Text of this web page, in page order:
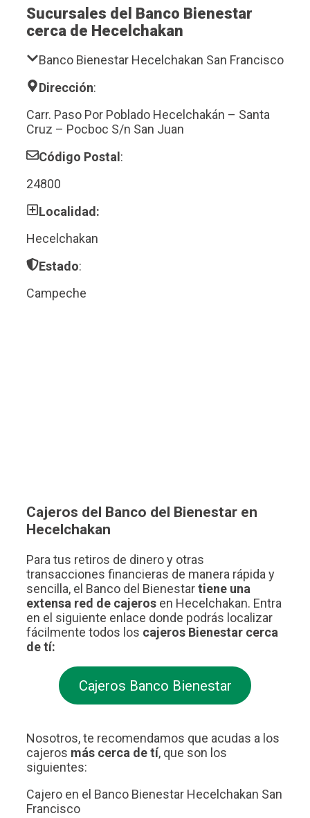
Sucursales del Banco Bienestar
cerca de Hecelchakan
Banco Bienestar Hecelchakan San Francisco
Dirección:
Carr. Paso Por Poblado Hecelchakán – Santa
Cruz – Pocboc S/n San Juan
Código Postal :
24800
Localidad:
Hecelchakan
Estado:
Campeche
Cajeros del Banco del Bienestar en
Hecelchakan
Para tus retiros de dinero y otras
transacciones financieras de manera rápida y
sencilla, el Banco del Bienestartiene una
extensa red de cajeros en Hecelchakan. Entra
en el siguiente enlace donde podrás localizar
fácilmente todos los cajeros Bienestar cerca
de tí:
Cajeros Banco Bienestar
Nosotros, te recomendamos que acudas a los
cajeros más cerca de tí, que son los
siguientes:
Cajero en el Banco Bienestar Hecelchakan San
Francisco